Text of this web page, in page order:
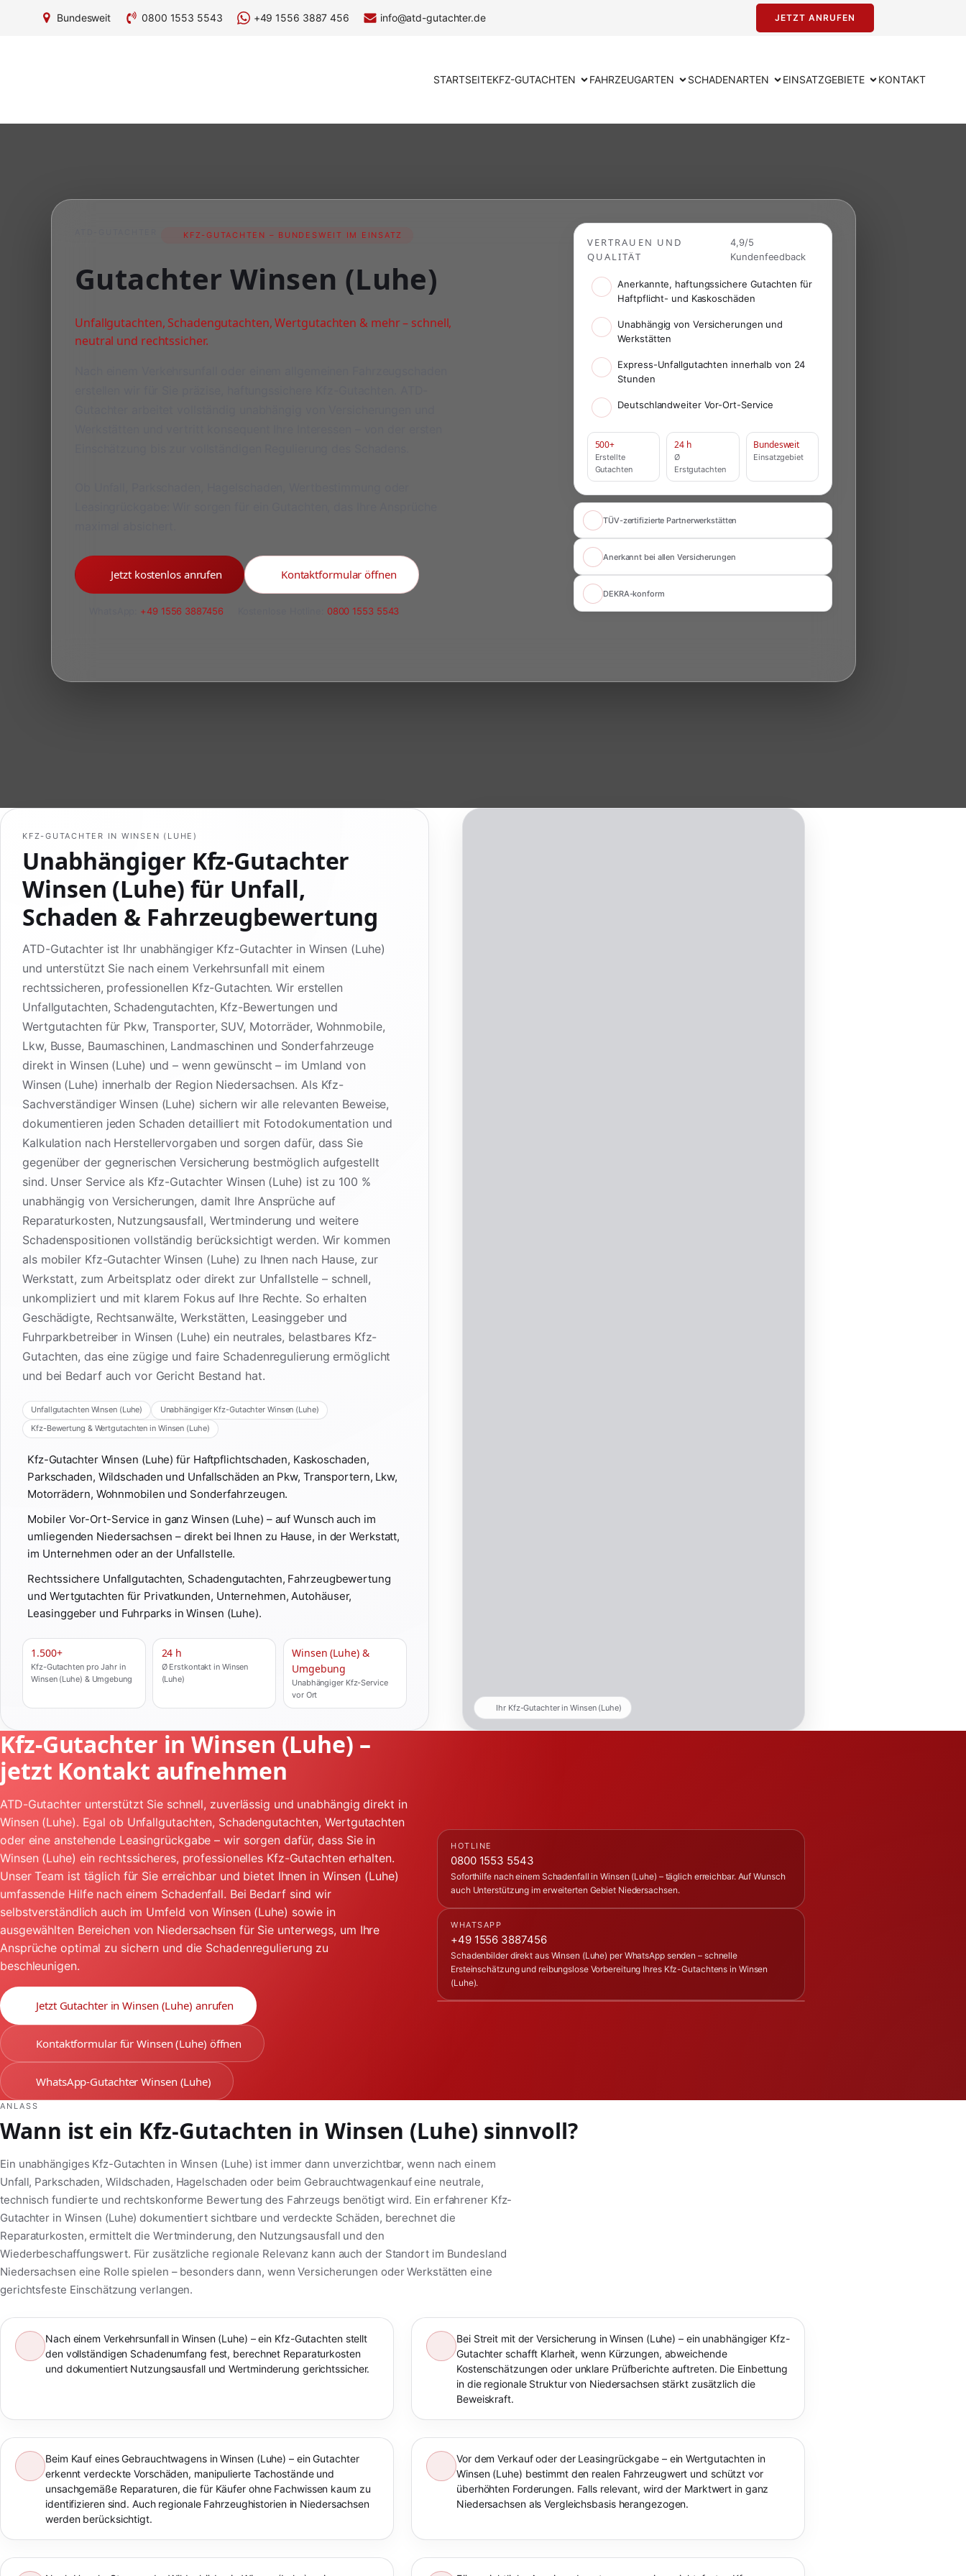
Bundesweit 0800 1553 5543 +49 1556 3887 456 info@atd-gutachter.de JETZT ANRUFEN
STARTSEITEKFZ-GUTACHTEN FAHRZEUGARTEN SCHADENARTEN EINSATZGEBIETE KONTAKT
KFZ-GUTACHTEN – BUNDESWEIT IM EINSATZ
Gutachter Winsen (Luhe)
Unfallgutachten, Schadengutachten, Wertgutachten & mehr – schnell,
neutral und rechtssicher.
Jetzt kostenlos anrufen Kontaktformular öffnen
+49 1556 3887456 0800 1553 5543
VERTRAUEN UND
QUALITÄT
4,9/5
Kundenfeedback
Anerkannte, haftungssichere Gutachten für
Haftpflicht- und Kaskoschäden
Unabhängig von Versicherungen und
Werkstätten
Express-Unfallgutachten innerhalb von 24
Stunden
Deutschlandweiter Vor-Ort-Service
500+
Erstellte
Gutachten
24 h
Ø
Erstgutachten
Bundesweit
Einsatzgebiet
TÜV-zertifizierte Partnerwerkstätten
Anerkannt bei allen Versicherungen
DEKRA-konform
KFZ-GUTACHTER IN WINSEN (LUHE)
Unabhängiger Kfz-Gutachter
Winsen (Luhe) für Unfall,
Schaden & Fahrzeugbewertung
ATD-Gutachter ist Ihr unabhängiger Kfz-Gutachter in Winsen (Luhe)
und unterstützt Sie nach einem Verkehrsunfall mit einem
rechtssicheren, professionellen Kfz-Gutachten. Wir erstellen
Unfallgutachten, Schadengutachten, Kfz-Bewertungen und
Wertgutachten für Pkw, Transporter, SUV, Motorräder, Wohnmobile,
Lkw, Busse, Baumaschinen, Landmaschinen und Sonderfahrzeuge
direkt in Winsen (Luhe) und – wenn gewünscht – im Umland von
Winsen (Luhe) innerhalb der Region Niedersachsen. Als Kfz-
Sachverständiger Winsen (Luhe) sichern wir alle relevanten Beweise,
dokumentieren jeden Schaden detailliert mit Fotodokumentation und
Kalkulation nach Herstellervorgaben und sorgen dafür, dass Sie
gegenüber der gegnerischen Versicherung bestmöglich aufgestellt
sind. Unser Service als Kfz-Gutachter Winsen (Luhe) ist zu 100 %
unabhängig von Versicherungen, damit Ihre Ansprüche auf
Reparaturkosten, Nutzungsausfall, Wertminderung und weitere
Schadenspositionen vollständig berücksichtigt werden. Wir kommen
als mobiler Kfz-Gutachter Winsen (Luhe) zu Ihnen nach Hause, zur
Werkstatt, zum Arbeitsplatz oder direkt zur Unfallstelle – schnell,
unkompliziert und mit klarem Fokus auf Ihre Rechte. So erhalten
Geschädigte, Rechtsanwälte, Werkstätten, Leasinggeber und
Fuhrparkbetreiber in Winsen (Luhe) ein neutrales, belastbares Kfz-
Gutachten, das eine zügige und faire Schadenregulierung ermöglicht
und bei Bedarf auch vor Gericht Bestand hat.
Unfallgutachten Winsen (Luhe)
Unabhängiger Kfz-Gutachter Winsen (Luhe)
Kfz-Bewertung & Wertgutachten in Winsen (Luhe)
Kfz-Gutachter Winsen (Luhe) für Haftpflichtschaden, Kaskoschaden,
Parkschaden, Wildschaden und Unfallschäden an Pkw, Transportern, Lkw,
Motorrädern, Wohnmobilen und Sonderfahrzeugen.
Mobiler Vor-Ort-Service in ganz Winsen (Luhe) – auf Wunsch auch im
umliegenden Niedersachsen – direkt bei Ihnen zu Hause, in der Werkstatt,
im Unternehmen oder an der Unfallstelle.
Rechtssichere Unfallgutachten, Schadengutachten, Fahrzeugbewertung
und Wertgutachten für Privatkunden, Unternehmen, Autohäuser,
Leasinggeber und Fuhrparks in Winsen (Luhe).
1.500+
Kfz-Gutachten pro Jahr in
Winsen (Luhe) & Umgebung
24 h
Ø Erstkontakt in Winsen
(Luhe)
Winsen (Luhe) &
Umgebung
Unabhängiger Kfz-Service
vor Ort
Ihr Kfz-Gutachter in Winsen (Luhe)
Kfz-Gutachter in Winsen (Luhe) –
jetzt Kontakt aufnehmen
ATD-Gutachter unterstützt Sie schnell, zuverlässig und unabhängig direkt in
Winsen (Luhe). Egal ob Unfallgutachten, Schadengutachten, Wertgutachten
oder eine anstehende Leasingrückgabe – wir sorgen dafür, dass Sie in
Winsen (Luhe) ein rechtssicheres, professionelles Kfz-Gutachten erhalten.
Unser Team ist täglich für Sie erreichbar und bietet Ihnen in Winsen (Luhe)
umfassende Hilfe nach einem Schadenfall. Bei Bedarf sind wir
selbstverständlich auch im Umfeld von Winsen (Luhe) sowie in
ausgewählten Bereichen von Niedersachsen für Sie unterwegs, um Ihre
Ansprüche optimal zu sichern und die Schadenregulierung zu
beschleunigen.
Jetzt Gutachter in Winsen (Luhe) anrufen
Kontaktformular für Winsen (Luhe) öffnen
WhatsApp-Gutachter Winsen (Luhe)
HOTLINE
0800 1553 5543
Soforthilfe nach einem Schadenfall in Winsen (Luhe) – täglich erreichbar. Auf Wunsch
auch Unterstützung im erweiterten Gebiet Niedersachsen.
WHATSAPP
+49 1556 3887456
Schadenbilder direkt aus Winsen (Luhe) per WhatsApp senden – schnelle
Ersteinschätzung und reibungslose Vorbereitung Ihres Kfz-Gutachtens in Winsen
(Luhe).
ANLASS
Wann ist ein Kfz-Gutachten in Winsen (Luhe) sinnvoll?
Ein unabhängiges Kfz-Gutachten in Winsen (Luhe) ist immer dann unverzichtbar, wenn nach einem
Unfall, Parkschaden, Wildschaden, Hagelschaden oder beim Gebrauchtwagenkauf eine neutrale,
technisch fundierte und rechtskonforme Bewertung des Fahrzeugs benötigt wird. Ein erfahrener Kfz-
Gutachter in Winsen (Luhe) dokumentiert sichtbare und verdeckte Schäden, berechnet die
Reparaturkosten, ermittelt die Wertminderung, den Nutzungsausfall und den
Wiederbeschaffungswert. Für zusätzliche regionale Relevanz kann auch der Standort im Bundesland
Niedersachsen eine Rolle spielen – besonders dann, wenn Versicherungen oder Werkstätten eine
gerichtsfeste Einschätzung verlangen.
Nach einem Verkehrsunfall in Winsen (Luhe) – ein Kfz-Gutachten stellt
den vollständigen Schadenumfang fest, berechnet Reparaturkosten
und dokumentiert Nutzungsausfall und Wertminderung gerichtssicher.
Bei Streit mit der Versicherung in Winsen (Luhe) – ein unabhängiger Kfz-
Gutachter schafft Klarheit, wenn Kürzungen, abweichende
Kostenschätzungen oder unklare Prüfberichte auftreten. Die Einbettung
in die regionale Struktur von Niedersachsen stärkt zusätzlich die
Beweiskraft.
Beim Kauf eines Gebrauchtwagens in Winsen (Luhe) – ein Gutachter
erkennt verdeckte Vorschäden, manipulierte Tachostände und
unsachgemäße Reparaturen, die für Käufer ohne Fachwissen kaum zu
identifizieren sind. Auch regionale Fahrzeughistorien in Niedersachsen
werden berücksichtigt.
Vor dem Verkauf oder der Leasingrückgabe – ein Wertgutachten in
Winsen (Luhe) bestimmt den realen Fahrzeugwert und schützt vor
überhöhten Forderungen. Falls relevant, wird der Marktwert in ganz
Niedersachsen als Vergleichsbasis herangezogen.